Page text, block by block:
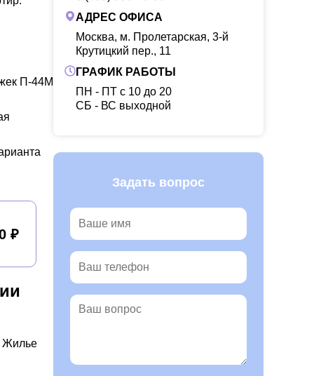
П-44М
₽
Жилье
АДРЕС ОФИСА
Москва, м. Пролетарская, 3-й
Крутицкий пер., 11
ГРАФИК РАБОТЫ
ПН - ПТ с 10 до 20
CБ - ВС выходной
Задать вопрос